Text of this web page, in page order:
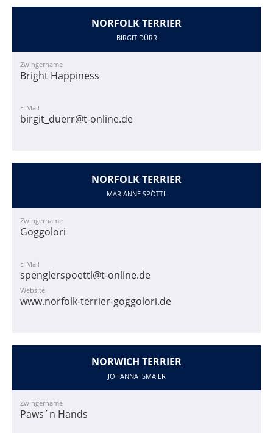
NORFOLK TERRIER
BIRGIT DÜRR
Zwingername
Bright Happiness
E-Mail
birgit_duerr@t-online.de
NORFOLK TERRIER
MARIANNE SPÖTTL
Zwingername
Goggolori
E-Mail
spenglerspoettl@t-online.de
Website
www.norfolk-terrier-goggolori.de
NORWICH TERRIER
JOHANNA ISMAIER
Zwingername
Paws´n Hands